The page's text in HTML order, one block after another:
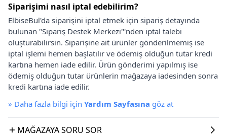
Siparişimi nasıl iptal edebilirim?
ElbiseBul'da siparişini iptal etmek için sipariş detayında
bulunan "Sipariş Destek Merkezi"'nden iptal talebi
oluşturabilirsin. Siparişine ait ürünler gönderilmemiş ise
iptal işlemi hemen başlatılır ve ödemiş olduğun tutar kredi
kartına hemen iade edilir. Ürün gönderimi yapılmış ise
ödemiş olduğun tutar ürünlerin mağazaya iadesinden sonra
kredi kartına iade edilir.
» Daha fazla bilgi için Yardım Sayfasına göz at
MAĞAZAYA SORU SOR